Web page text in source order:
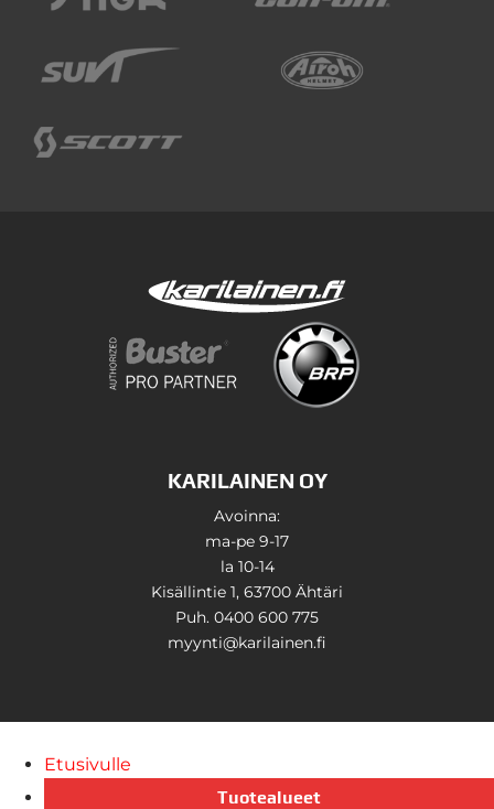
KARILAINEN OY
Avoinna:
ma-pe 9-17
la 10-14
Kisällintie 1, 63700 Ähtäri
Puh. 0400 600 775
myynti@karilainen.fi
Etusivulle
Tuotealueet